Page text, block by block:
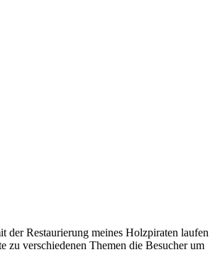
der Restaurierung meines Holzpiraten laufen
zu verschiedenen Themen die Besucher um